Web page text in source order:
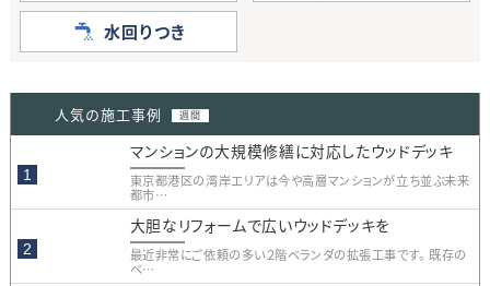
水回りつき
人気の施工事例 週間
マンションの大規模修繕に対応したウッドデッキ
東京都港区の湾岸エリアは今や高層マンションが立ち並ぶ未来
都市…
大胆なリフォームで広いウッドデッキを
最近非常にご依頼の多い２階ベランダの拡張工事です。 既存の
ベ…